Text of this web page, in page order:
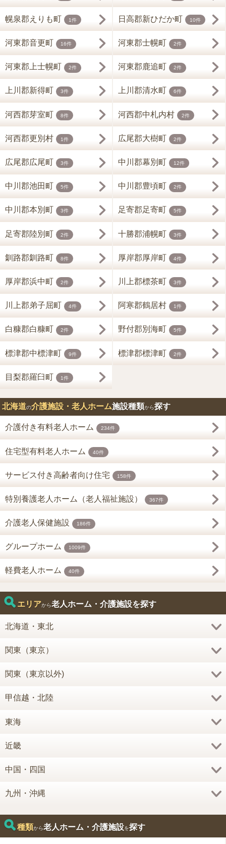
幌泉郡えりも町 1件 日高郡新ひだか町 10件
河東郡音更町 16件 河東郡士幌町 2件
河東郡上士幌町 2件 河東郡鹿追町 2件
上川郡新得町 3件 上川郡清水町 6件
河西郡芽室町 8件 河西郡中札内村 2件
河西郡更別村 1件 広尾郡大樹町 2件
広尾郡広尾町 3件 中川郡幕別町 12件
中川郡池田町 5件 中川郡豊頃町 2件
中川郡本別町 3件 足寄郡足寄町 5件
足寄郡陸別町 2件 十勝郡浦幌町 3件
釧路郡釧路町 8件 厚岸郡厚岸町 4件
厚岸郡浜中町 2件 川上郡標茶町 3件
川上郡弟子屈町 4件 阿寒郡鶴居村 1件
白糠郡白糠町 2件 野付郡別海町 5件
標津郡中標津町 9件 標津郡標津町 2件
目梨郡羅臼町 1件
北海道の介護施設・老人ホーム施設種類から探す
介護付き有料老人ホーム 234件
住宅型有料老人ホーム 40件
サービス付き高齢者向け住宅 158件
特別養護老人ホーム（老人福祉施設） 367件
介護老人保健施設 186件
グループホーム 1009件
軽費老人ホーム 40件
エリアから老人ホーム・介護施設を探す
北海道・東北
関東（東京）
関東（東京以外)
甲信越・北陸
東海
近畿
中国・四国
九州・沖縄
種類から老人ホーム・介護施設を探す